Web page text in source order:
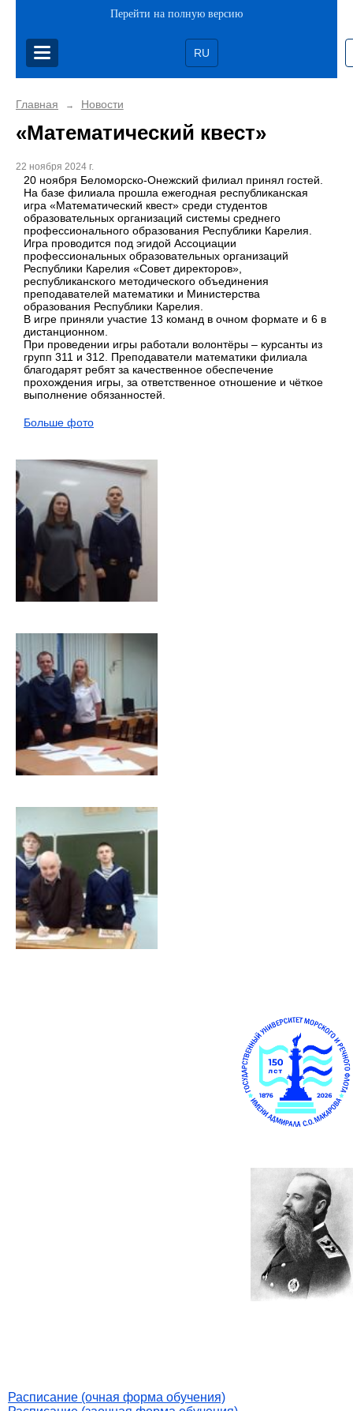
Перейти на полную версию
RU
Главная → Новости
«Математический квест»
22 ноября 2024 г.
20 ноября Беломорско-Онежский филиал принял гостей.
На базе филиала прошла ежегодная республиканская
игра «Математический квест» среди студентов
образовательных организаций системы среднего
профессионального образования Республики Карелия.
Игра проводится под эгидой Ассоциации
профессиональных образовательных организаций
Республики Карелия «Совет директоров»,
республиканского методического объединения
преподавателей математики и Министерства
образования Республики Карелия.
В игре приняли участие 13 команд в очном формате и 6 в
дистанционном.
При проведении игры работали волонтёры – курсанты из
групп 311 и 312. Преподаватели математики филиала
благодарят ребят за качественное обеспечение
прохождения игры, за ответственное отношение и чёткое
выполнение обязанностей.
Больше фото
Расписание (очная форма обучения)